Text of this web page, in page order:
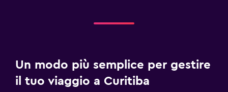
Un modo più semplice per gestire
il tuo viaggio a Curitiba